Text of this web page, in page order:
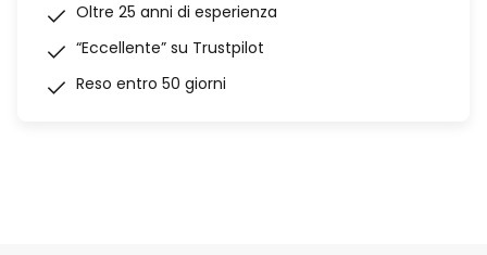
Oltre 25 anni di esperienza
“Eccellente” su Trustpilot
Reso entro 50 giorni